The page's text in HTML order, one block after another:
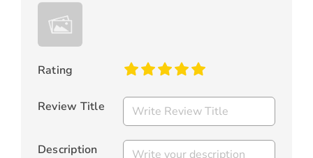
Rating
Review Title
Description